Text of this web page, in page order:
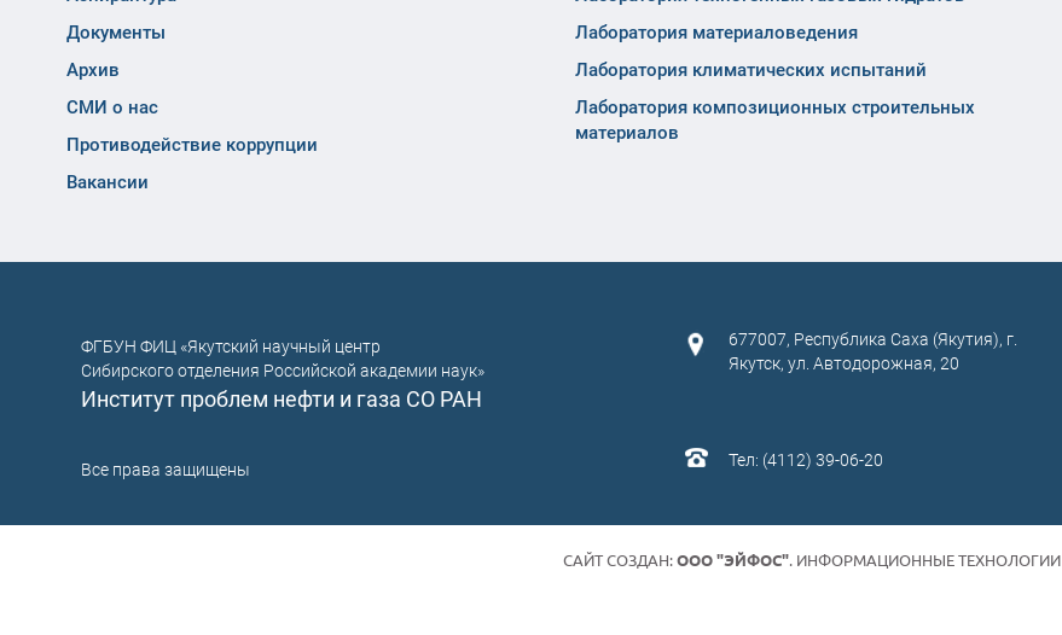
Документы
Архив
СМИ о нас
Противодействие коррупции
Вакансии
Лаборатория материаловедения
Лаборатория климатических испытаний
Лаборатория композиционных строительных
материалов
ФГБУН ФИЦ «Якутский научный центр
Сибирского отделения Российской академии наук»
Институт проблем нефти и газа СО РАН
Все права защищены
677007, Республика Саха (Якутия), г.
Якутск, ул. Автодорожная, 20
Тел: (4112) 39-06-20
САЙТ СОЗДАН: ООО "ЭЙФОС". ИНФОРМАЦИОННЫЕ ТЕХНОЛОГИИ